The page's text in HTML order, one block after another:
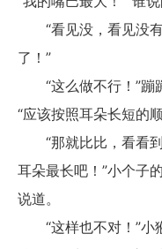
“看见没，看见没有
了！”
“这么做不行！”蹦
“应该按照耳朵长短的
“那就比比，看看到
耳朵最长吧！”小个子
说道。
“这样也不对！”小